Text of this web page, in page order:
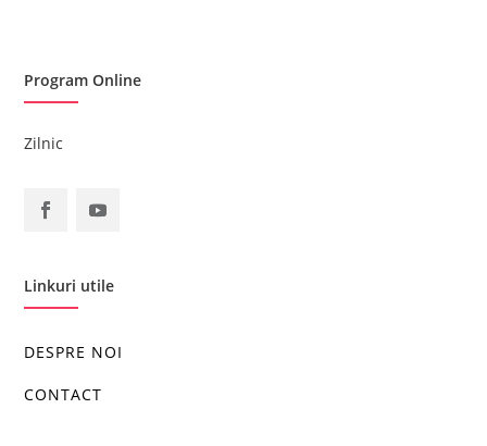
Program Online
Zilnic
Linkuri utile
DESPRE NOI
CONTACT